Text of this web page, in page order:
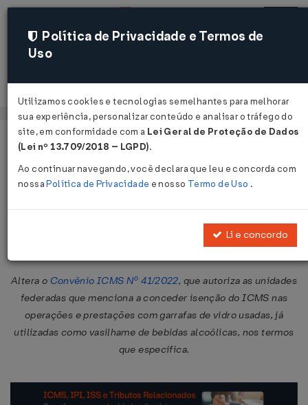
Acessar
Página Inicial Legislações
Convênio ICMS Nº 56 DE
Altera o Convênio ICMS Nº 41/2022, que autoriza as unidades
federadas que menciona a conceder isenção do ICMS nas
operações e prestações com garrafas de vidro usadas, já
utilizadas como vasilhame de bebidas alcoólicas, nos termos
que especifica.
Política de Privacidade e Termos de
Uso
Utilizamos cookies e tecnologias semelhantes para melhorar
sua experiência, personalizar conteúdo e analisar o tráfego do
site, em conformidade com a Lei Geral de Proteção de Dados
(Lei nº 13.709/2018 – LGPD).
Ao continuar navegando, você declara que leu e concorda com
nossaPolítica de Privacidade e nosso Termo de Uso .
Li e concordo